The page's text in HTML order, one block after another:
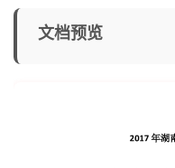
文档预览